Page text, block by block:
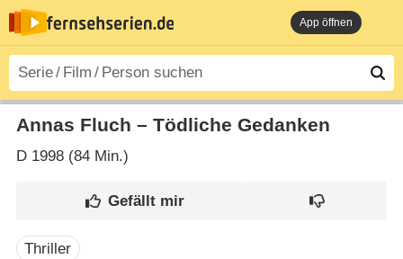
App öffnen
Annas Fluch – Tödliche Gedanken
D1998 (84 Min.)
Thriller